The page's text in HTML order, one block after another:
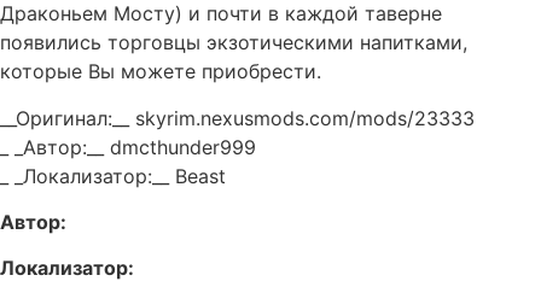
Драконьем Мосту) и почти в каждой таверне
появились торговцы экзотическими напитками,
которые Вы можете приобрести.
__Оригинал:__ skyrim.nexusmods.com/mods/23333
_ _Автор:__ dmcthunder999
_ _Локализатор:__ Beast
Автор:
Локализатор: